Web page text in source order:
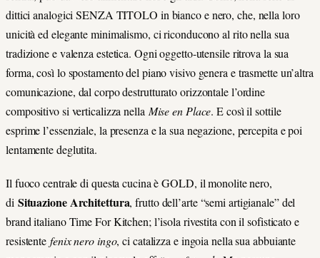
dittici analogici SENZA TITOLO in bianco e nero, che, nella loro
unicità ed elegante minimalismo, ci riconducono al rito nella sua
tradizione e valenza estetica. Ogni oggetto-utensile ritrova la sua
forma, così lo spostamento del piano visivo genera e trasmette un’altra
comunicazione, dal corpo destrutturato orizzontale l’ordine
compositivo si verticalizza nellaMise en Place. E così il sottile
esprime l’essenziale, la presenza e la sua negazione, percepita e poi
lentamente deglutita.
Il fuoco centrale di questa cucina è GOLD, il monolite nero,
di Situazione Architettura, frutto dell’arte “semi artigianale” del
brand italiano Time For Kitchen; l’isola rivestita con il sofisticato e
resistente fenix nero ingo, ci catalizza e ingoia nella sua abbuiante